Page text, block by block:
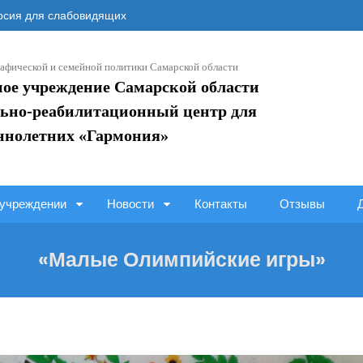
для слабовидящих
и семейной политики Самарской области
учреждение Самарской области
реабилитационный центр для
«Гармония»
Новости Контакты Отзывы
«Малые Олимпийские игры»